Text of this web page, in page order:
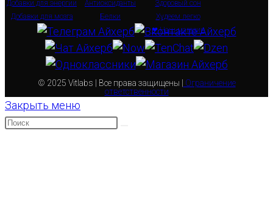
Добавки для энергии
Добавки для мозга
Антиоксиданты
Белки
Здоровый сон
Худеем легко
❤ Наш магазин
© 2025 Vitlabs | Все права защищены |
Ограничение
ответственности
Закрыть меню